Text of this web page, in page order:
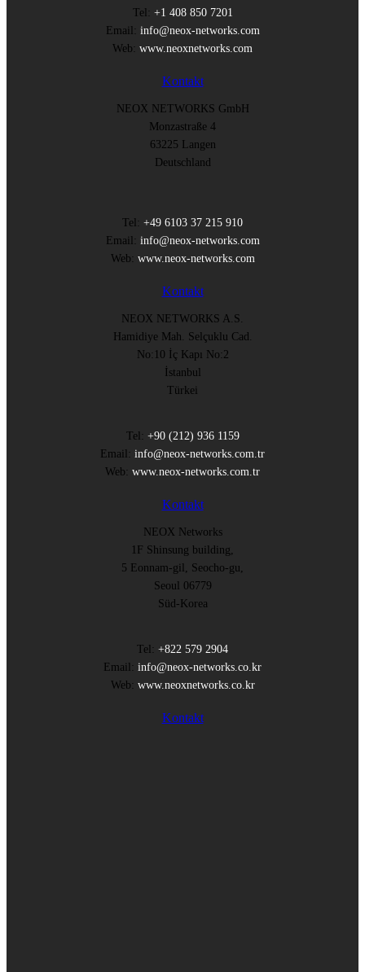
Tel: +1 408 850 7201
Email: info@neox-networks.com
Web: www.neoxnetworks.com
Kontakt
NEOX NETWORKS GmbH
Monzastraße 4
63225 Langen
Deutschland
Tel: +49 6103 37 215 910
Email: info@neox-networks.com
Web: www.neox-networks.com
Kontakt
NEOX NETWORKS A.S.
Hamidiye Mah. Selçuklu Cad.
No:10 İç Kapı No:2
İstanbul
Türkei
Tel: +90 (212) 936 1159
Email: info@neox-networks.com.tr
Web: www.neox-networks.com.tr
Kontakt
NEOX Networks
1F Shinsung building,
5 Eonnam-gil, Seocho-gu,
Seoul 06779
Süd-Korea
Tel: +822 579 2904
Email: info@neox-networks.co.kr
Web: www.neoxnetworks.co.kr
Kontakt